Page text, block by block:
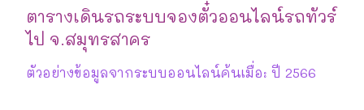
ตารางเดินรถระบบจองตั๋วออนไลน์รถทัวร์
ไป จ.สมุทรสาคร
ตัวอย่างข้อมูลจากระบบออนไลน์ค้นเมื่อ: ปี 2566